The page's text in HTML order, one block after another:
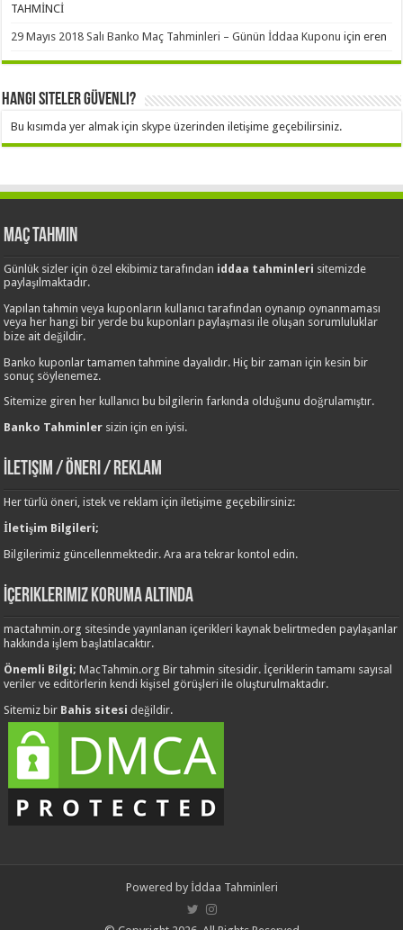
TAHMİNCİ
29 Mayıs 2018 Salı Banko Maç Tahminleri – Günün İddaa Kuponu içineren
Hangi Siteler Güvenli?
Bu kısımda yer almak için skype üzerinden iletişime geçebilirsiniz.
Maç Tahmin
Günlük sizler için özel ekibimiz tarafından iddaa tahminleri sitemizde
paylaşılmaktadır.
Yapılan tahmin veya kuponların kullanıcı tarafından oynanıp oynanmaması
veya her hangi bir yerde bu kuponları paylaşması ile oluşan sorumluluklar
bize ait değildir.
Banko kuponlar tamamen tahmine dayalıdır. Hiç bir zaman için kesin bir
sonuç söylenemez.
Sitemize giren her kullanıcı bu bilgilerin farkında olduğunu doğrulamıştır.
Banko Tahminler sizin için en iyisi.
İletişim / Öneri / Reklam
Her türlü öneri, istek ve reklam için iletişime geçebilirsiniz:
İletişim Bilgileri;
Bilgilerimiz güncellenmektedir. Ara ara tekrar kontol edin.
İçeriklerimiz Koruma Altında
mactahmin.org sitesinde yayınlanan içerikleri kaynak belirtmeden paylaşanlar
hakkında işlem başlatılacaktır.
Önemli Bilgi;MacTahmin.org Bir tahmin sitesidir. İçeriklerin tamamı sayısal
veriler ve editörlerin kendi kişisel görüşleri ile oluşturulmaktadır.
Sitemiz bir Bahis sitesi değildir.
Powered by İddaa Tahminleri